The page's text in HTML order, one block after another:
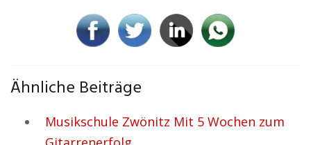
Ähnliche Beiträge
Musikschule Zwönitz Mit 5 Wochen zum